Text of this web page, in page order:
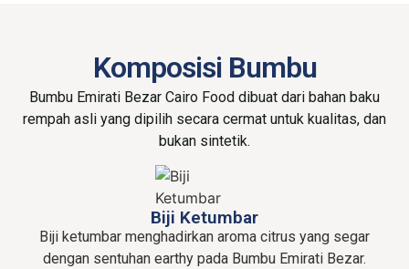
Komposisi Bumbu
Bumbu Emirati Bezar Cairo Food dibuat dari bahan baku
rempah asli yang dipilih secara cermat untuk kualitas, dan
bukan sintetik.
Biji Ketumbar
Biji ketumbar menghadirkan aroma citrus yang segar
dengan sentuhan earthy pada Bumbu Emirati Bezar.